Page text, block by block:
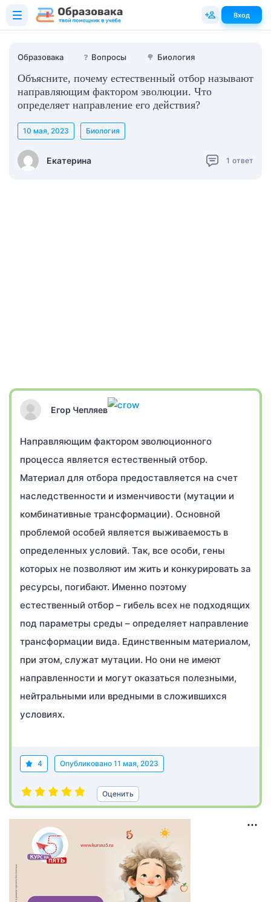
Образовака ❓ Вопросы 🌳 Биология
Объясните, почему естественный отбор называют
направляющим фактором эволюции. Что
определяет направление его действия?
Екатерина
10 мая, 2023 Биология
1 ответ
Егор Чепляев
Направляющим фактором эволюционного
процесса является естественный отбор.
Материал для отбора предоставляется на счет
наследственности и изменчивости (мутации и
комбинативные трансформации). Основной
проблемой особей является выживаемость в
определенных условий. Так, все особи, гены
которых не позволяют им жить и конкурировать за
ресурсы, погибают. Именно поэтому
естественный отбор – гибель всех не подходящих
под параметры среды – определяет направление
трансформации вида. Единственным материалом,
при этом, служат мутации. Но они не имеют
направленности и могут оказаться полезными,
нейтральными или вредными в сложившихся
условиях.
4 Опубликовано 11 мая, 2023
Оценить
Вход